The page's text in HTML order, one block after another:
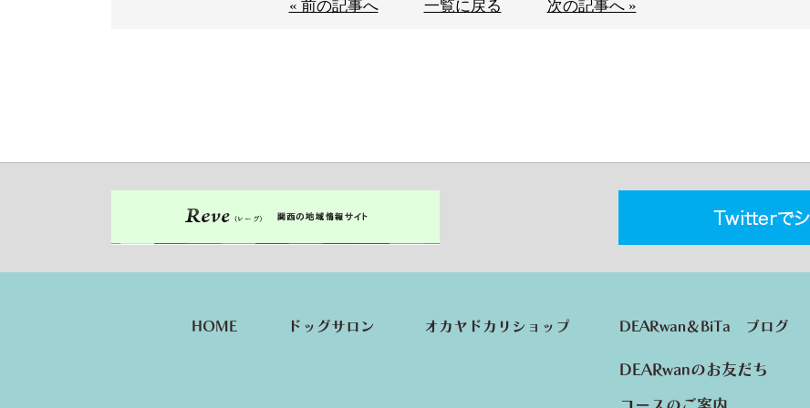
« 前の記事へ 一覧に戻る 次の記事へ »
HOME ドッグサロン オカヤドカリショップ DEARwan＆BiTa ブログ
DEARwanのお友だち